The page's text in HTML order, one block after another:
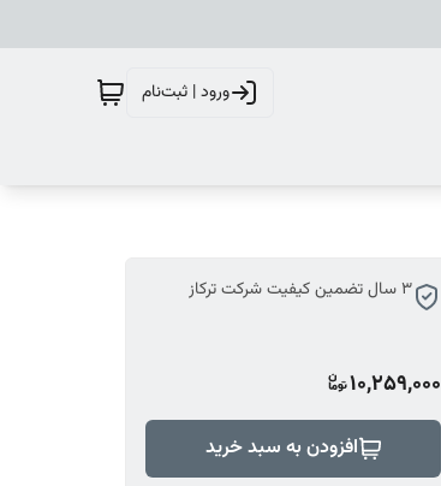
ورود | ثبت‌نام
3 سال تضمین کیفیت شرکت ترکاز
10,259,000
افزودن به سبد خرید